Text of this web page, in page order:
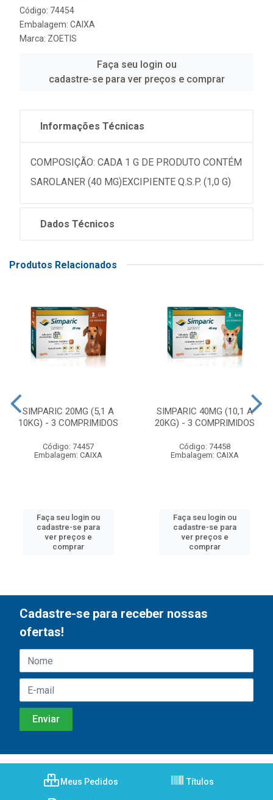
Código: 74454
Embalagem: CAIXA
Marca: ZOETIS
Faça seu login ou
cadastre-se para ver preços e comprar
Informações Técnicas
COMPOSIÇÃO: CADA 1 G DE PRODUTO CONTÉM
SAROLANER (40 MG)EXCIPIENTE Q.S.P. (1,0 G)
Dados Técnicos
Produtos Relacionados
SIMPARIC 20MG (5,1 A
10KG) - 3 COMPRIMIDOS
Código: 74457
Embalagem: CAIXA
Faça seu login ou
cadastre-se para
ver preços e
comprar
SIMPARIC 40MG (10,1 A
20KG) - 3 COMPRIMIDOS
Código: 74458
Embalagem: CAIXA
Faça seu login ou
cadastre-se para
ver preços e
comprar
Cadastre-se para receber nossas
ofertas!
Meus Pedidos Títulos